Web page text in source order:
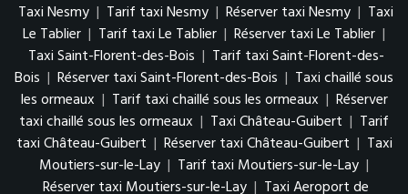
Taxi Nesmy | Tarif taxi Nesmy | Réserver taxi Nesmy | Taxi
Le Tablier | Tarif taxi Le Tablier | Réserver taxi Le Tablier |
Taxi Saint-Florent-des-Bois | Tarif taxi Saint-Florent-des-
Bois | Réserver taxi Saint-Florent-des-Bois | Taxi chaillé sous
les ormeaux | Tarif taxi chaillé sous les ormeaux | Réserver
taxi chaillé sous les ormeaux | Taxi Château-Guibert | Tarif
taxi Château-Guibert | Réserver taxi Château-Guibert | Taxi
Moutiers-sur-le-Lay | Tarif taxi Moutiers-sur-le-Lay |
Réserver taxi Moutiers-sur-le-Lay | Taxi Aeroport de